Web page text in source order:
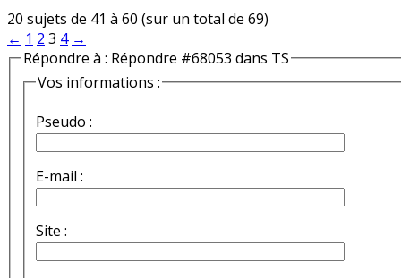
20 sujets de 41 à 60 (sur un total de 69)
← 1 2 3 4 →
Répondre à : Répondre #68053 dans TS
Vos informations :
Pseudo :
E-mail :
Site :